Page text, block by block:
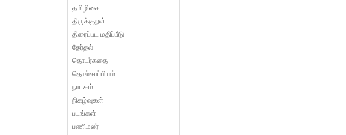
தமிழிசை
திருக்குறள்
திரைப்பட மதிப்பீடு
தேர்தல்
தொடர்கதை
தொல்காப்பியம்
நாடகம்
நிகழ்வுகள்
படங்கள்
பணிமலர்